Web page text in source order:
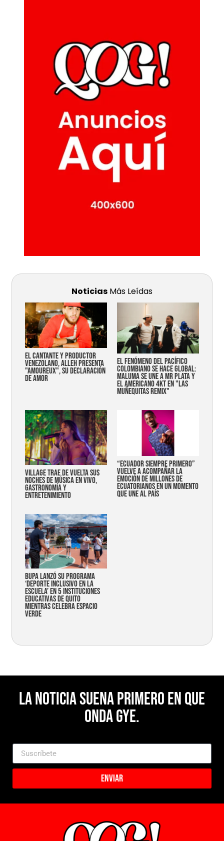
Noticias Más Leídas
EL CANTANTE Y PRODUCTOR
VENEZOLANO, ALLEH PRESENTA
"AMOUREUX", SU DECLARACIÓN
DE AMOR
EL FENÓMENO DEL PACÍFICO
COLOMBIANO SE HACE GLOBAL:
MALUMA SE UNE A MR PLATA Y
EL AMERICANO 4KT EN "LAS
MUÑEQUITAS REMIX"
Village trae de vuelta sus
noches de música en vivo,
gastronomía y
entretenimiento
“Ecuador siempre primero”
vuelve a acompañar la
emoción de millones de
ecuatorianos en un momento
que une al país
Bupa lanzó su programa
‘Deporte Inclusivo en la
Escuela’ en 5 instituciones
educativas de Quito
mientras celebra espacio
verde
La noticia suena primero en Que
Onda Gye.
Enviar